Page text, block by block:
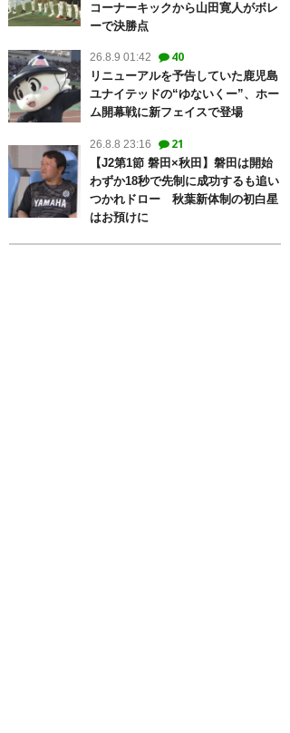
コーナーキックから山田寛人がボレ
ーで決勝点
26.8.9 01:42 40
リニューアルを予告していた鹿児島
ユナイテッドの“ゆないくー”、ホー
ム開幕戦に新フェイスで登場
26.8.8 23:16 21
【J2第1節 磐田×秋田】磐田は開始
わずか18秒で先制に成功するも追い
つかれドロー 秋葉新体制の初白星
はお預けに